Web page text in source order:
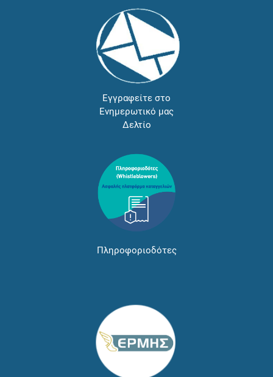
Εγγραφείτε στο
Ενημερωτικό μας
Δελτίο
Πληροφοριοδότες